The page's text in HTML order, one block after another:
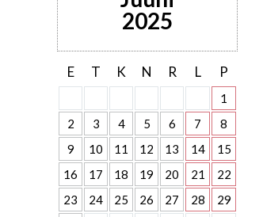
2025
E T K N R L P
1
2
3 4 5 6 7
8
9
10 11 12 13 14
15
16
17 18 19 20 21
22
23
24 25 26 27 28
29